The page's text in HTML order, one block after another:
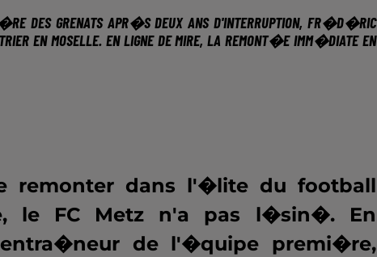
DES GRENATS APR�S DEUX ANS D'INTERRUPTION, FR�D�RIC
EN MOSELLE. EN LIGNE DE MIRE, LA REMONT�E IMM�DIATE EN
remonter dans l'�lite du football
le FC Metz n'a pas l�sin�. En
entra�neur de l'�quipe premi�re,